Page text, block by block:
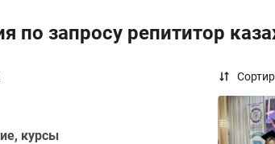
по запросу репититор
курсы